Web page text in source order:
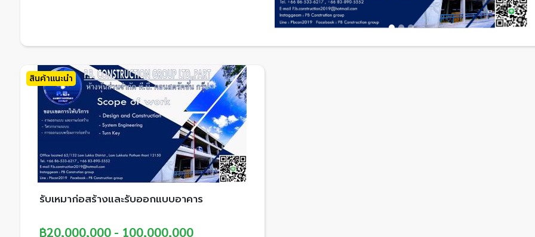
รับเหมาก่อสร้างและรับออกแบบอาคาร
฿20,000,000 - 100,000,000
สินค้าแนะนำ